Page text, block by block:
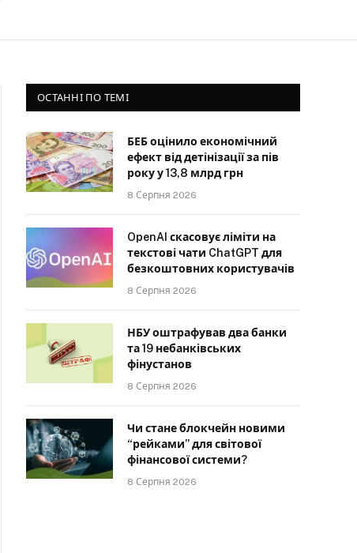
ОСТАННІ ПО ТЕМІ
БЕБ оцінило економічний
ефект від детінізації за пів
року у 13,8 млрд грн
8 Серпня 2026
OpenAI скасовує ліміти на
текстові чати ChatGPT для
безкоштовних користувачів
8 Серпня 2026
НБУ оштрафував два банки
та 19 небанківських
фінустанов
8 Серпня 2026
Чи стане блокчейн новими
“рейками” для світової
фінансової системи?
8 Серпня 2026